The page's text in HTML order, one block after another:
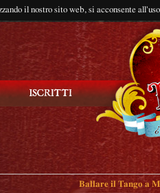
il nostro sito web, si acconsente
Ballare il Tango a